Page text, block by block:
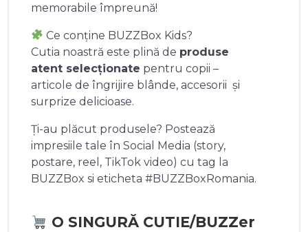
memorabile împreună!
Ce conține BUZZBox Kids?
Cutia noastră este plină de produse
atent selecționate pentru copii –
articole de îngrijire blânde, accesorii și
surprize delicioase.
Ți-au plăcut produsele? Postează
impresiile tale în Social Media (story,
postare, reel, TikTok video) cu tag la
BUZZBox si eticheta #BUZZBoxRomania.
O SINGURĂ CUTIE/BUZZer